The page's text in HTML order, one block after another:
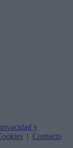
y
| Contacto